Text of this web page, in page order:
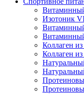
Изотоник
Коллаген
Коллаген